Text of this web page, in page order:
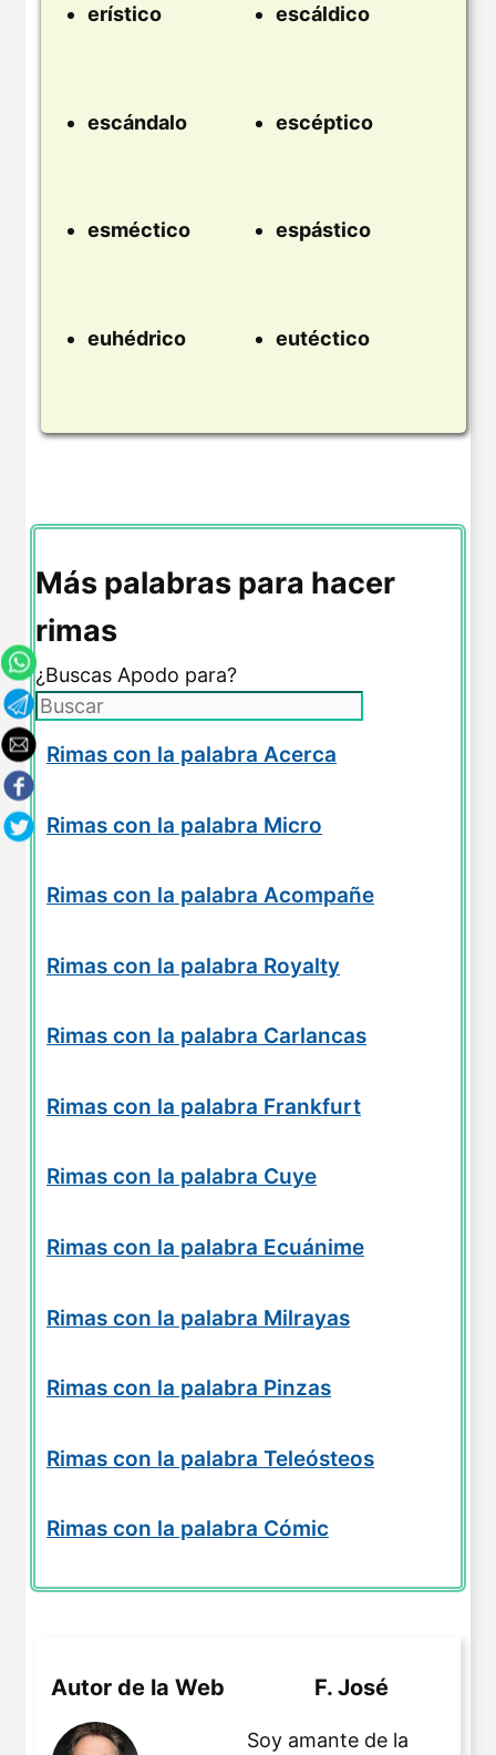
erístico escáldico
escándalo escéptico
esméctico espástico
euhédrico eutéctico
Más palabras para hacer
rimas
¿Buscas Apodo para?
Rimas con la palabra Acerca
Rimas con la palabra Micro
Rimas con la palabra Acompañe
Rimas con la palabra Royalty
Rimas con la palabra Carlancas
Rimas con la palabra Frankfurt
Rimas con la palabra Cuye
Rimas con la palabra Ecuánime
Rimas con la palabra Milrayas
Rimas con la palabra Pinzas
Rimas con la palabra Teleósteos
Rimas con la palabra Cómic
Autor de la Web F. José
Soy amante de la